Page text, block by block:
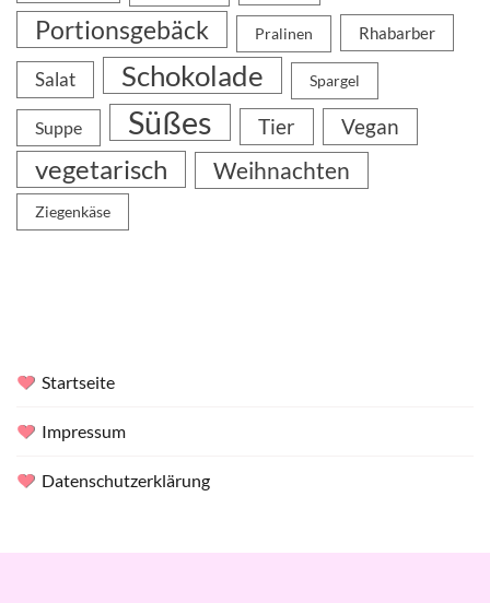
Portionsgebäck Pralinen Rhabarber
Salat Schokolade Spargel
Suppe Süßes Tier Vegan
vegetarisch Weihnachten
Ziegenkäse
Startseite
Impressum
Datenschutzerklärung